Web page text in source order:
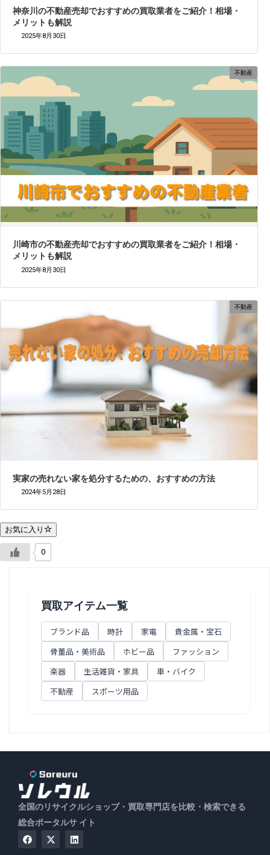
神奈川の不動産売却でおすすめの買取業者をご紹介！相場・
メリットも解説
2025年8月30日
不動産
川崎市の不動産売却でおすすめの買取業者をご紹介！相場・
メリットも解説
2025年8月30日
不動産
実家の売れない家を処分するための、おすすめの方法
2024年5月28日
お気に入り
0
買取アイテム一覧
ブランド品 時計 家電
貴金属・宝石
骨董品・美術品
ホビー品
ファッション
楽器
生活雑貨・家具
車・バイク
不動産
スポーツ用品
全国のリサイクルショップ・買取専門店を比較・検索できる
総合ポータルサ イト